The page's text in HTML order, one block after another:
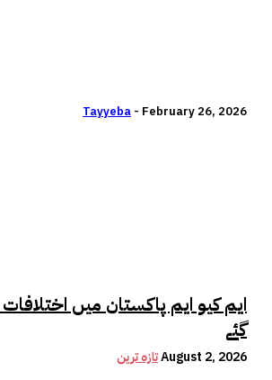
Tayyeba - February 26, 2026
ایم کیو ایم پاکستان میں
گئے
تازہ ترینAugust 2, 2026